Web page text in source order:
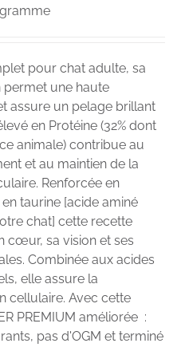
pour chat adulte, sa
une haute
assure un pelage brillant
en Protéine (32% dont
animale) contribue au
et au maintien de la
Renforcée en
taurine [acide aminé
chat] cette recette
cœur, sa vision et ses
Combinée aux acides
elle assure la
cellulaire. Avec cette
PREMIUM améliorée :
pas d'OGM et terminé